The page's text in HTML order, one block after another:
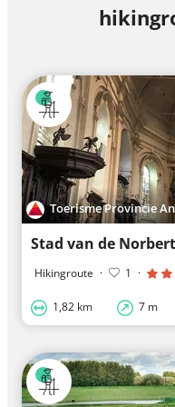
Toerisme Provincie
Stad van de
Hikingroute · 1 ·
1,82 km 7 m